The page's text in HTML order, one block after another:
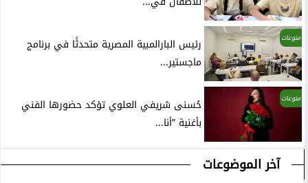
منوعات
رئيس البارالمبية المصرية متحدثًا في برنامج
ماجستير...
منوعات
حُسنى شريفي العلوي تؤكد حضورها الفني
بأغنية ”أنا...
آخر الموضوعات